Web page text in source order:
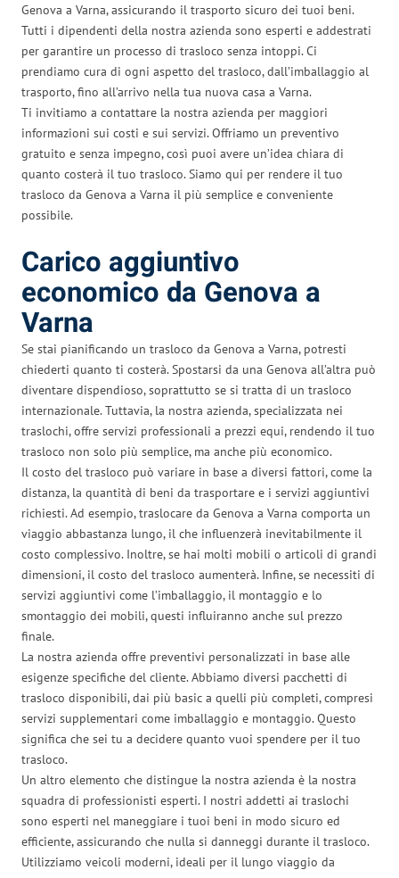
Genova a Varna, assicurando il trasporto sicuro dei tuoi beni.
Tutti i dipendenti della nostra azienda sono esperti e addestrati
per garantire un processo di trasloco senza intoppi. Ci
prendiamo cura di ogni aspetto del trasloco, dall’imballaggio al
trasporto, fino all’arrivo nella tua nuova casa a Varna.
Ti invitiamo a contattare la nostra azienda per maggiori
informazioni sui costi e sui servizi. Offriamo un preventivo
gratuito e senza impegno, così puoi avere un’idea chiara di
quanto costerà il tuo trasloco. Siamo qui per rendere il tuo
trasloco da Genova a Varna il più semplice e conveniente
possibile.
Carico aggiuntivo
economico da Genova a
Varna
Se stai pianificando un trasloco da Genova a Varna, potresti
chiederti quanto ti costerà. Spostarsi da una Genova all’altra può
diventare dispendioso, soprattutto se si tratta di un trasloco
internazionale. Tuttavia, la nostra azienda, specializzata nei
traslochi, offre servizi professionali a prezzi equi, rendendo il tuo
trasloco non solo più semplice, ma anche più economico.
Il costo del trasloco può variare in base a diversi fattori, come la
distanza, la quantità di beni da trasportare e i servizi aggiuntivi
richiesti. Ad esempio, traslocare da Genova a Varna comporta un
viaggio abbastanza lungo, il che influenzerà inevitabilmente il
costo complessivo. Inoltre, se hai molti mobili o articoli di grandi
dimensioni, il costo del trasloco aumenterà. Infine, se necessiti di
servizi aggiuntivi come l’imballaggio, il montaggio e lo
smontaggio dei mobili, questi influiranno anche sul prezzo
finale.
La nostra azienda offre preventivi personalizzati in base alle
esigenze specifiche del cliente. Abbiamo diversi pacchetti di
trasloco disponibili, dai più basic a quelli più completi, compresi
servizi supplementari come imballaggio e montaggio. Questo
significa che sei tu a decidere quanto vuoi spendere per il tuo
trasloco.
Un altro elemento che distingue la nostra azienda è la nostra
squadra di professionisti esperti. I nostri addetti ai traslochi
sono esperti nel maneggiare i tuoi beni in modo sicuro ed
efficiente, assicurando che nulla si danneggi durante il trasloco.
Utilizziamo veicoli moderni, ideali per il lungo viaggio da